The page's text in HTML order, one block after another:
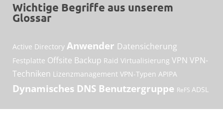
Wichtige Begriffe aus unserem
Glossar
Active Directory Anwender Datensicherung
Festplatte Offsite Backup Raid Virtualisierung VPN VPN-
Techniken Lizenzmanagement VPN-Typen APIPA
Dynamisches DNS Benutzergruppe ReFS ADSL